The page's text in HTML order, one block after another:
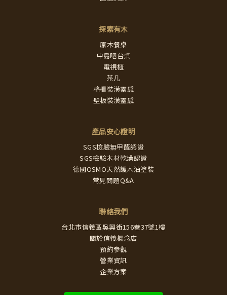
探索有木
原木餐桌
中島吧台桌
電視櫃
茶几
格柵裝潢靈感
壁板裝潢靈感
產品安心證明
SGS檢驗無甲醛認證
SGS檢驗木材乾燥認證
德國OSMO天然護木油塗裝
常見問題Q&A
聯絡我們
台北市信義區吳興街156巷37號1樓
關於信義概念店
預約參觀
營業資訊
企業方案